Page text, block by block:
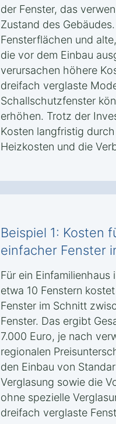
der Fenster, das
Zustand des
Fensterflächen und
die vor dem Einbau
verursachen höhere
dreifach verglaste
Schallschutzfenster
erhöhen. Trotz der
Kosten langfristig
Heizkosten und die
Beispiel 1: Kosten
einfacher Fenster
Für ein
etwa 10 Fenstern
Fenster im Schnitt
Fenster. Das ergibt
7.000 Euro, je nach
regionalen
den Einbau von
Verglasung sowie die
ohne spezielle
dreifach verglaste